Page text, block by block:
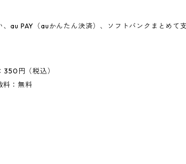
au PAY（auかんたん決済）、ソフトバンクまとめ
円（税込）
料：無料